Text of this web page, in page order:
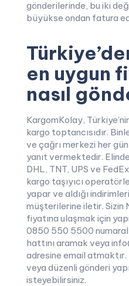
gönderilerinde, bu iki
büyükse ondan fatura
en uygun
nasıl
KargomKolay,
kargo toptancısıdır.
ve çağrı merkezi her
yanıt vermektedir.
DHL, TNT, UPS ve
kargo taşıyıcı
yapar ve aldığı
müşterilerine iletir. Sizin
fiyatına ulaşmak için
0850 550 5500
hattını aramak veya
adresine email
veya düzenli gönderi
isteyebilirsiniz.